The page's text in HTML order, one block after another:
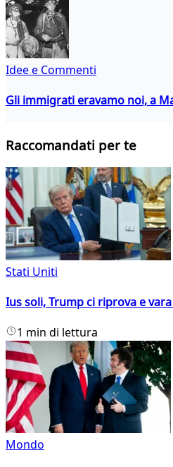
Idee e Commenti
Gli immigrati eravamo noi, a
Raccomandati per te
Stati Uniti
Ius soli, Trump ci riprova e
1 min di lettura
Mondo